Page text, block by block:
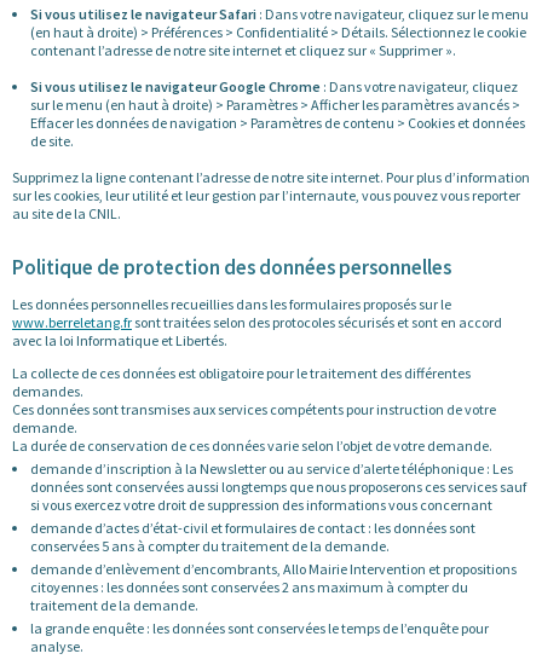
Si vous utilisez le navigateur Safari : Dans votre navigateur, cliquez sur le menu
(en haut à droite) > Préférences > Confidentialité > Détails. Sélectionnez le cookie
contenant l’adresse de notre site internet et cliquez sur « Supprimer ».
Si vous utilisez le navigateur Google Chrome : Dans votre navigateur, cliquez
sur le menu (en haut à droite) > Paramètres > Afficher les paramètres avancés >
Effacer les données de navigation > Paramètres de contenu > Cookies et données
de site.
Supprimez la ligne contenant l’adresse de notre site internet. Pour plus d’information
sur les cookies, leur utilité et leur gestion par l’internaute, vous pouvez vous reporter
au site de la CNIL.
Politique de protection des données personnelles
Les données personnelles recueillies dans les formulaires proposés sur le
www.berreletang.fr sont traitées selon des protocoles sécurisés et sont en accord
avec la loi Informatique et Libertés.
La collecte de ces données est obligatoire pour le traitement des différentes
demandes.
Ces données sont transmises aux services compétents pour instruction de votre
demande.
La durée de conservation de ces données varie selon l’objet de votre demande.
demande d’inscription à la Newsletter ou au service d’alerte téléphonique : Les
données sont conservées aussi longtemps que nous proposerons ces services sauf
si vous exercez votre droit de suppression des informations vous concernant
demande d’actes d’état-civil et formulaires de contact : les données sont
conservées 5 ans à compter du traitement de la demande.
demande d’enlèvement d’encombrants, Allo Mairie Intervention et propositions
citoyennes : les données sont conservées 2 ans maximum à compter du
traitement de la demande.
la grande enquête : les données sont conservées le temps de l’enquête pour
analyse.